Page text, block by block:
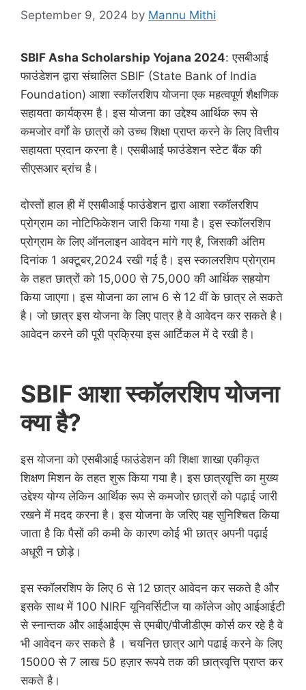
September 9, 2024 by Mannu Mithi
SBIF Asha Scholarship Yojana 2024: एसबीआई
फाउंडेशन द्वारा संचालित SBIF (State Bank of India
Foundation) आशा स्कॉलरशिप योजना एक महत्वपूर्ण शैक्षणिक
सहायता कार्यक्रम है। इस योजना का उद्देश्य आर्थिक रूप से
कमजोर वर्गों के छात्रों को उच्च शिक्षा प्राप्त करने के लिए वित्तीय
सहायता प्रदान करना है। एसबीआई फाउंडेशन स्टेट बैंक की
सीएसआर ब्रांच है।
दोस्तों हाल ही में एसबीआई फाउंडेशन द्वारा आशा स्कॉलरशिप
प्रोग्राम का नोटिफिकेशन जारी किया गया है। इस स्कॉलरशिप
प्रोग्राम के लिए ऑनलाइन आवेदन मांगे गए है, जिसकी अंतिम
दिनांक 1 अक्टूबर,2024 रखी गई है। इस स्कालरशिप प्रोग्राम
के तहत छात्रों को 15,000 से 75,000 की आर्थिक सहयोग
किया जाएगा। इस योजना का लाभ 6 से 12 वीं के छात्र ले सकते
है। जो छात्र इस योजना के लिए पात्र है वे आवेदन कर सकते है।
आवेदन करने की पूरी प्रक्रिया इस आर्टिकल में दे रखी है।
SBIF आशा स्कॉलरशिप योजना
क्या है?
इस योजना को एसबीआई फाउंडेशन की शिक्षा शाखा एकीकृत
शिक्षण मिशन के तहत शुरू किया गया है। इस छात्रवृत्ति का मुख्य
उद्देश्य योग्य लेकिन आर्थिक रूप से कमजोर छात्रों को पढ़ाई जारी
रखने में मदद करना है। इस योजना के जरिए यह सुनिश्चित किया
जाता है कि पैसों की कमी के कारण कोई भी छात्र अपनी पढ़ाई
अधूरी न छोड़े।
इस स्कॉलरशिप के लिए 6 से 12 छात्र आवेदन कर सकते है और
इसके साथ में 100 NIRF यूनिवर्सिटीज या कॉलेज ओए आईआईटी
से स्नान्तक और आईआईएम से एमबीए/पीजीडीएम कोर्स कर रहे है वे
भी आवेदन कर सकते है । चयनित छात्र आगे पढाई करने के लिए
15000 से 7 लाख 50 हज़ार रूपये तक की छात्रवृत्ति प्राप्त कर
सकते है।